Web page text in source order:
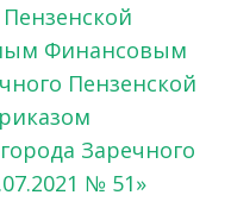
Финансовым
Пензенской
Заречного
№ 51»